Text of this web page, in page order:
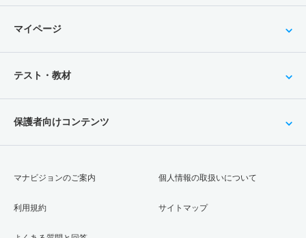
マイページ
テスト・教材
保護者向けコンテンツ
マナビジョンのご案内
利用規約
個人情報の取扱いについて
サイトマップ